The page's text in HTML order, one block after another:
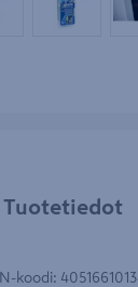
3
Tuotetiedot
koodi: